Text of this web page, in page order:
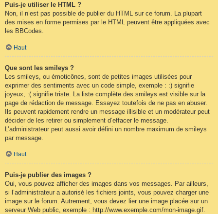
Puis-je utiliser le HTML ?
Non, il n’est pas possible de publier du HTML sur ce forum. La plupart
des mises en forme permises par le HTML peuvent être appliquées avec
les BBCodes.
Haut
Que sont les smileys ?
Les smileys, ou émoticônes, sont de petites images utilisées pour
exprimer des sentiments avec un code simple, exemple : :) signifie
joyeux, :( signifie triste. La liste complète des smileys est visible sur la
page de rédaction de message. Essayez toutefois de ne pas en abuser.
Ils peuvent rapidement rendre un message illisible et un modérateur peut
décider de les retirer ou simplement d’effacer le message.
L’administrateur peut aussi avoir défini un nombre maximum de smileys
par message.
Haut
Puis-je publier des images ?
Oui, vous pouvez afficher des images dans vos messages. Par ailleurs,
si l’administrateur a autorisé les fichiers joints, vous pouvez charger une
image sur le forum. Autrement, vous devez lier une image placée sur un
serveur Web public, exemple : http://www.exemple.com/mon-image.gif.